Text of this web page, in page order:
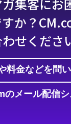
集客にお
か？
せくださ
せる